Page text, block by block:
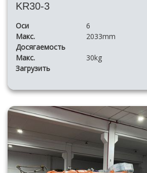
KR30-3
Оси
6
Макс.
Досягаемость
2033mm
Макс.
Загрузить
30kg